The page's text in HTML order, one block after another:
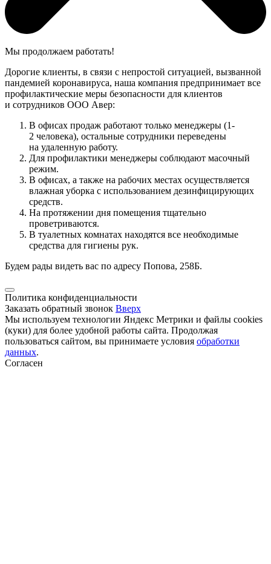
Мы продолжаем работать!
Дорогие клиенты, в связи с непростой ситуацией, вызванной
пандемией коронавируса, наша компания предпринимает все
профилактические меры безопасности для клиентов
и сотрудников ООО Авер:
В офисах продаж работают только менеджеры (1-
2 человека), остальные сотрудники переведены
на удаленную работу.
Для профилактики менеджеры соблюдают масочный
режим.
В офисах, а также на рабочих местах осуществляется
влажная уборка с использованием дезинфицирующих
средств.
На протяжении дня помещения тщательно
проветриваются.
В туалетных комнатах находятся все необходимые
средства для гигиены рук.
Будем рады видеть вас по адресу Попова, 258Б.
Политика конфиденциальности
Заказать обратный звонок Вверх
Мы используем технологии Яндекс Метрики и файлы cookies
(куки) для более удобной работы сайта. Продолжая
пользоваться сайтом, вы принимаете условия обработки
данных.
Согласен